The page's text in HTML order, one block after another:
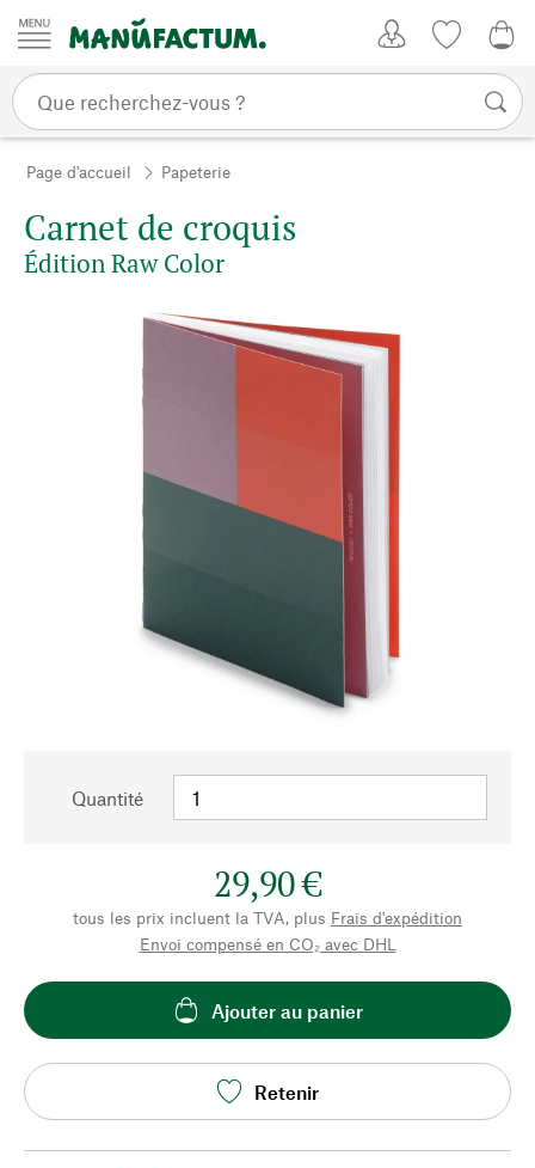
Passer au contenu
Page d'accueil Papeterie
Carnet de croquis
Édition Raw Color
Quantité
29,90 €
tous les prix incluent la TVA, plus Frais d'expédition
Envoi compensé en CO₂ avec DHL
Ajouter au panier
Retenir